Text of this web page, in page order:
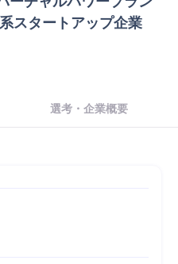
スタートアップ企業
選考・企業概要